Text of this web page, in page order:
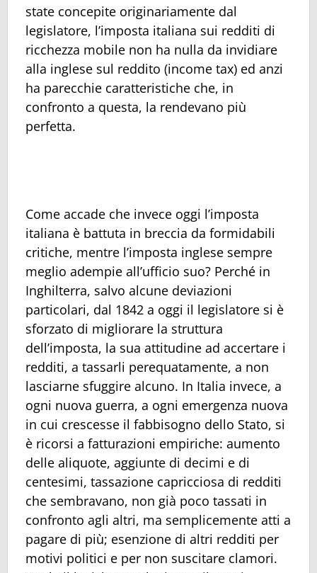
state concepite originariamente dal
legislatore, l’imposta italiana sui redditi di
ricchezza mobile non ha nulla da invidiare
alla inglese sul reddito (income tax) ed anzi
ha parecchie caratteristiche che, in
confronto a questa, la rendevano più
perfetta.
Come accade che invece oggi l’imposta
italiana è battuta in breccia da formidabili
critiche, mentre l’imposta inglese sempre
meglio adempie all’ufficio suo? Perché in
Inghilterra, salvo alcune deviazioni
particolari, dal 1842 a oggi il legislatore si è
sforzato di migliorare la struttura
dell’imposta, la sua attitudine ad accertare i
redditi, a tassarli perequatamente, a non
lasciarne sfuggire alcuno. In Italia invece, a
ogni nuova guerra, a ogni emergenza nuova
in cui crescesse il fabbisogno dello Stato, si
è ricorsi a fatturazioni empiriche: aumento
delle aliquote, aggiunte di decimi e di
centesimi, tassazione capricciosa di redditi
che sembravano, non già poco tassati in
confronto agli altri, ma semplicemente atti a
pagare di più; esenzione di altri redditi per
motivi politici e per non suscitare clamori.